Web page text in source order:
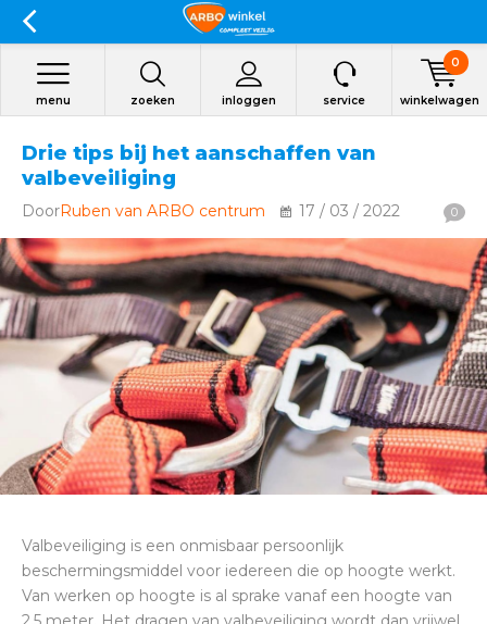
zoeken inloggen
menu service winkelwagen
0
Drie tips bij het aanschaffen van
valbeveiliging
DoorRuben van ARBO centrum 17 / 03 / 2022 0
Valbeveiliging is een onmisbaar persoonlijk
beschermingsmiddel voor iedereen die op hoogte werkt.
Van werken op hoogte is al sprake vanaf een hoogte van